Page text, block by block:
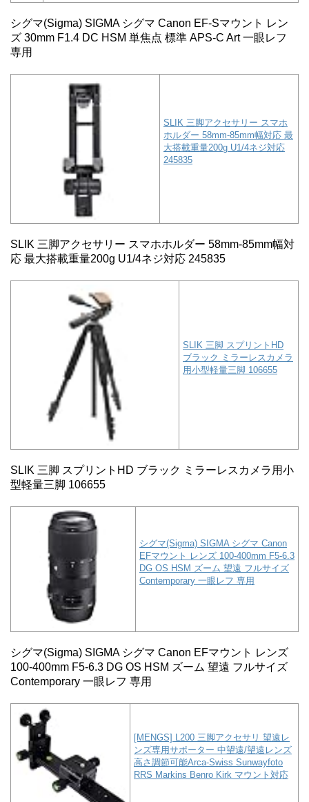
シグマ(Sigma) SIGMA シグマ Canon EF-Sマウント レン
ズ 30mm F1.4 DC HSM 単焦点 標準 APS-C Art 一眼レフ
専用
SLIK 三脚アクセサリー スマホ
ホルダー 58mm-85mm幅対応 最
大搭載重量200g U1/4ネジ対応
245835
SLIK 三脚アクセサリー スマホホルダー 58mm-85mm幅対
応 最大搭載重量200g U1/4ネジ対応 245835
SLIK 三脚 スプリントHD
ブラック ミラーレスカメラ
用小型軽量三脚 106655
SLIK 三脚 スプリントHD ブラック ミラーレスカメラ用小
型軽量三脚 106655
シグマ(Sigma) SIGMA シグマ Canon
EFマウント レンズ 100-400mm F5-6.3
DG OS HSM ズーム 望遠 フルサイズ
Contemporary 一眼レフ 専用
シグマ(Sigma) SIGMA シグマ Canon EFマウント レンズ
100-400mm F5-6.3 DG OS HSM ズーム 望遠 フルサイズ
Contemporary 一眼レフ 専用
[MENGS] L200 三脚アクセサリ 望遠レ
ンズ専用サポーター 中望遠/望遠レンズ
高さ調節可能Arca-Swiss Sunwayfoto
RRS Markins Benro Kirk マウント対応